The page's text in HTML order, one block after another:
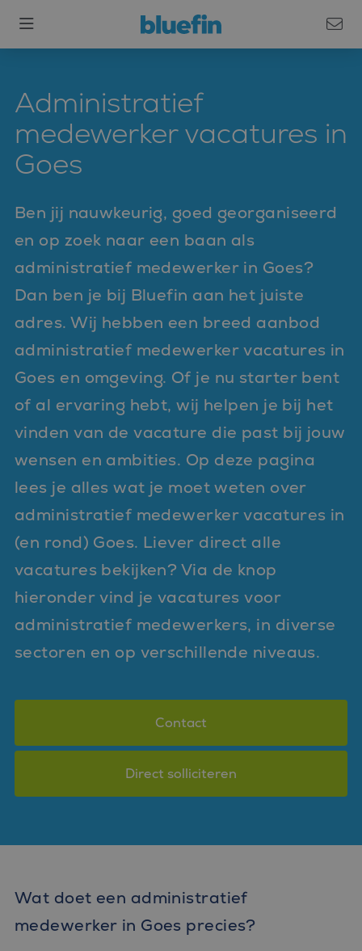
Administratief
medewerker vacatures in
Goes
Ben jij nauwkeurig, goed georganiseerd
en op zoek naar een baan als
administratief medewerker in Goes?
Dan ben je bij Bluefin aan het juiste
adres. Wij hebben een breed aanbod
administratief medewerker vacatures in
Goes en omgeving. Of je nu starter bent
of al ervaring hebt, wij helpen je bij het
vinden van de vacature die past bij jouw
wensen en ambities. Op deze pagina
lees je alles wat je moet weten over
administratief medewerker vacatures in
(en rond) Goes. Liever direct alle
vacatures bekijken? Via de knop
hieronder vind je vacatures voor
administratief medewerkers, in diverse
sectoren en op verschillende niveaus.
Contact
Direct solliciteren
Wat doet een administratief
medewerker in Goes precies?